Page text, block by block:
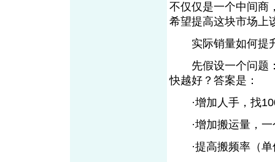
不仅仅是一个中间商
希望提高这块市场上
实际销量如何提
先假设一个问题：
快越好？答案是：
·增加人手，找
·增加搬运量，一
·提高搬频率（单